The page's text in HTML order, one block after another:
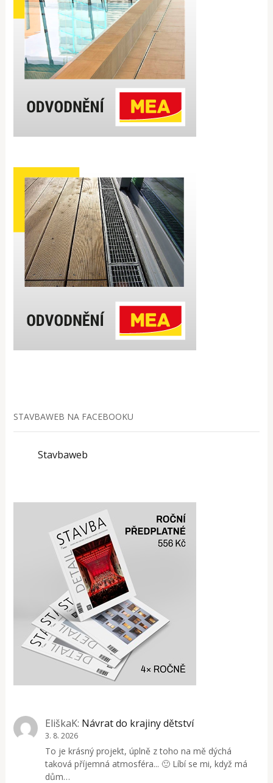
STAVBAWEB NA FACEBOOKU
Stavbaweb
EliškaK: Návrat do krajiny dětství
3. 8. 2026
To je krásný projekt, úplně z toho na mě dýchá
taková příjemná atmosféra... 🙂 Líbí se mi, když má
dům…